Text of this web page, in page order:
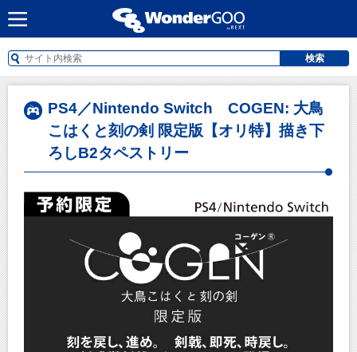
検索
PS4／Nintendo Switch COGEN: 大鳥
こはくと刻の剣 限定版【オリ特】描き下
ろしB2タペストリー